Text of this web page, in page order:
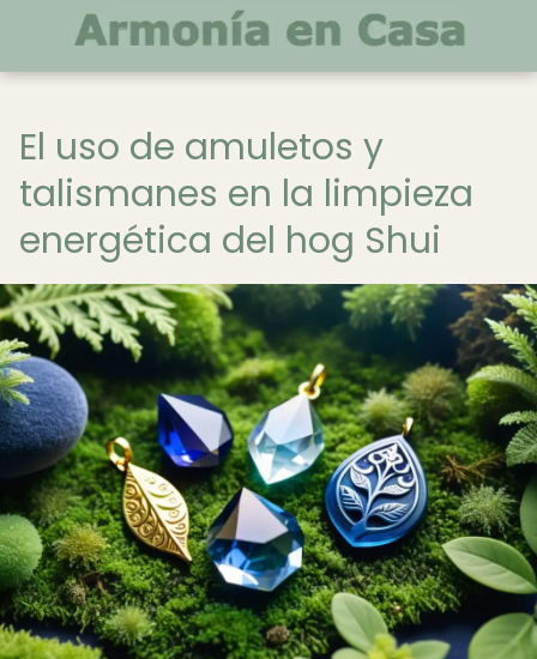
El uso de amuletos y
talismanes en la limpieza
energética del hog Shui